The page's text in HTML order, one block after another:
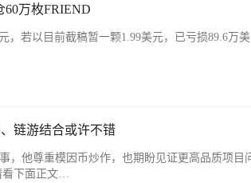
60万枚FRIEND
，若以目前截稿暂一颗1.99美元，已亏损89.6万美
链游结合或许不错
，他尊重模因币炒作，也期盼见证更高品质项目
看下面正文…